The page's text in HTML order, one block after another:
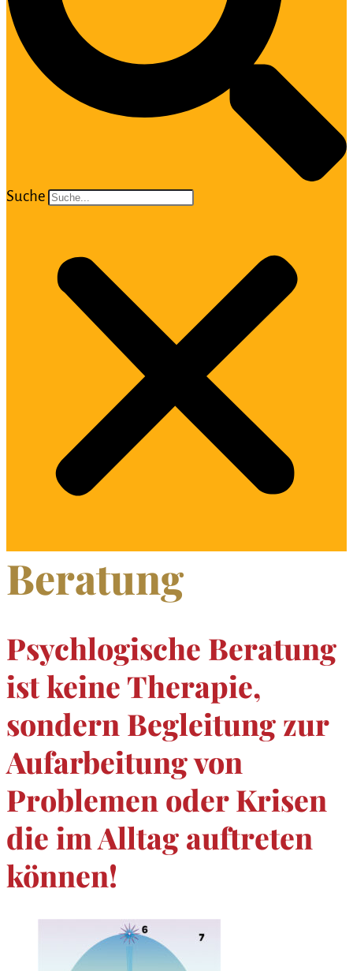
Suche
Beratung
Psychlogische Beratung
ist keine Therapie,
sondern Begleitung zur
Aufarbeitung von
Problemen oder Krisen
die im Alltag auftreten
können!